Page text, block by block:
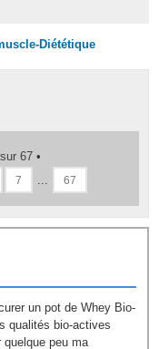
Diététique
sur 67 •
7 ... 67
un pot de Whey Bio-
qualités bio-actives
peu ma